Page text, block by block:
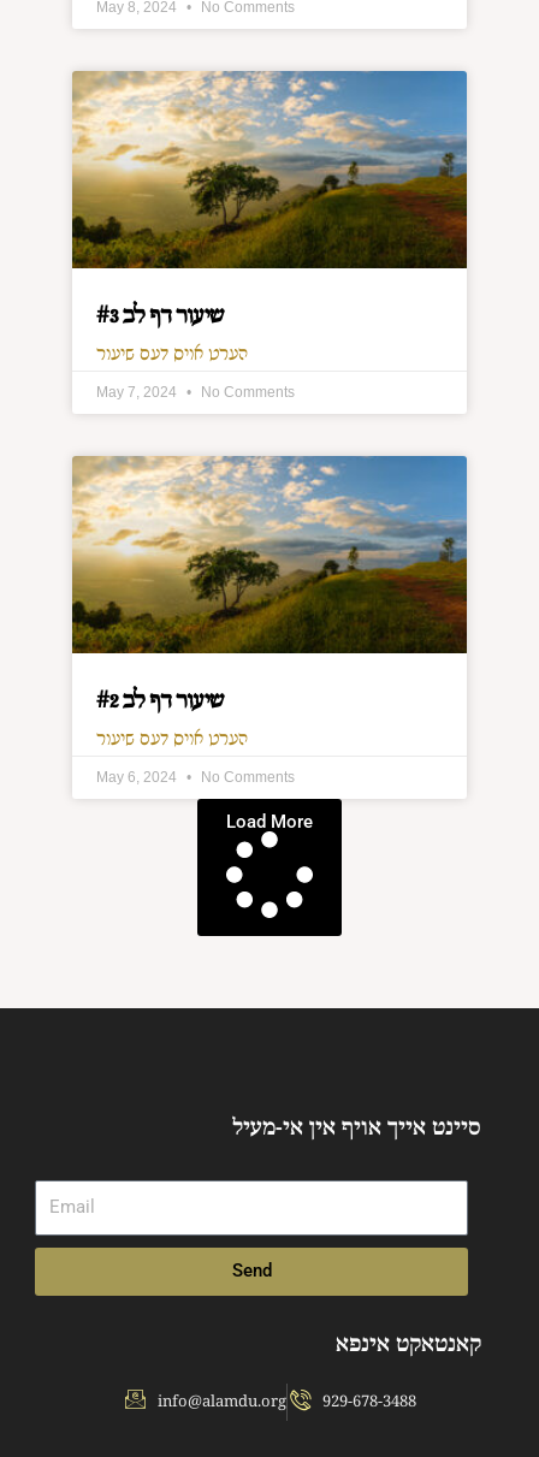
May 8, 2024 No Comments
שיעור דף לב #3
הערט אויס דעם שיעור
May 7, 2024 No Comments
שיעור דף לב #2
הערט אויס דעם שיעור
May 6, 2024 No Comments
Load More
סיינט אייך אויף אין אי-מעיל
Email
Send
קאנטאקט אינפא
info@alamdu.org 929-678-3488